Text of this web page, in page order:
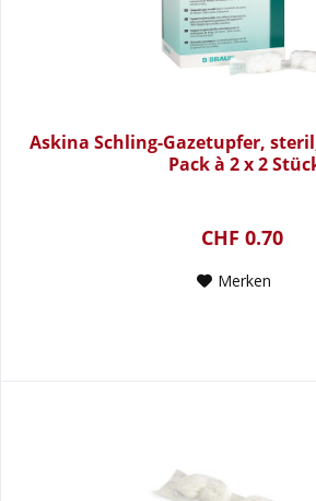
Askina Schling-Gazetupfer,
Pack à 2 x 2
CHF 0.70
Merken